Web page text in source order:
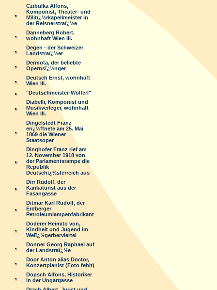
Czibulka Alfons,
Komponist, Theater- und
Militï¿½rkapellmeister in
der Reisnerstraï¿½e
Danneberg Robert,
wohnhaft Wien III.
Degen - der Schweizer
Landstraï¿½er
Dermota, der beliebte
Opernsï¿½nger
Deutsch Ernst, wohnhaft
Wien III.
"Deutschmeister-Wolferl"
Diabelli, Komponist und
Musikverleger, wohnhaft
Wien III.
Dingelstedt Franz
erï¿½ffnete am 25. Mai
1869 die Wiener
Staatsoper
Dinghofer Franz rief am
12. November 1918 von
der Parlamentsrampe die
Republik
Deutschï¿½sterreich aus
Dirr Rudolf, der
Karikaturist aus der
Fasangasse
Ditmar Karl Rudolf, der
Erdberger
Petroleumlampenfabrikant
Doderer Heimito von,
Kindheit und Jugend im
Weiï¿½gerberviertel
Donner Georg Raphael auf
der Landstraï¿½e
Door Anton alias Doctor,
Konzertpianist (Foto fehlt)
Dopsch Alfons, Historiker
in der Ungargasse